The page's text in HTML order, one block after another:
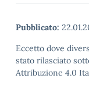
Pubblicato:
Eccetto dove
stato rilasciato
Attribuzione 4.0